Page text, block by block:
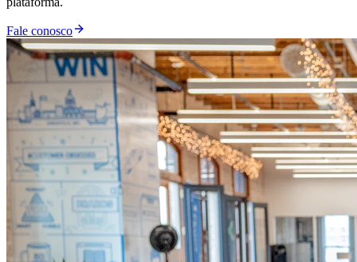
Fale conosco